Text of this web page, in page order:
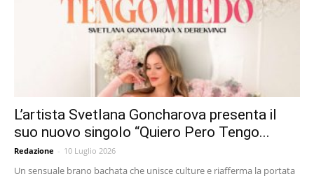
L’artista Svetlana Goncharova presenta il
suo nuovo singolo “Quiero Pero Tengo...
Redazione - 10 Luglio 2026
Un sensuale brano bachata che unisce culture e riafferma la portata